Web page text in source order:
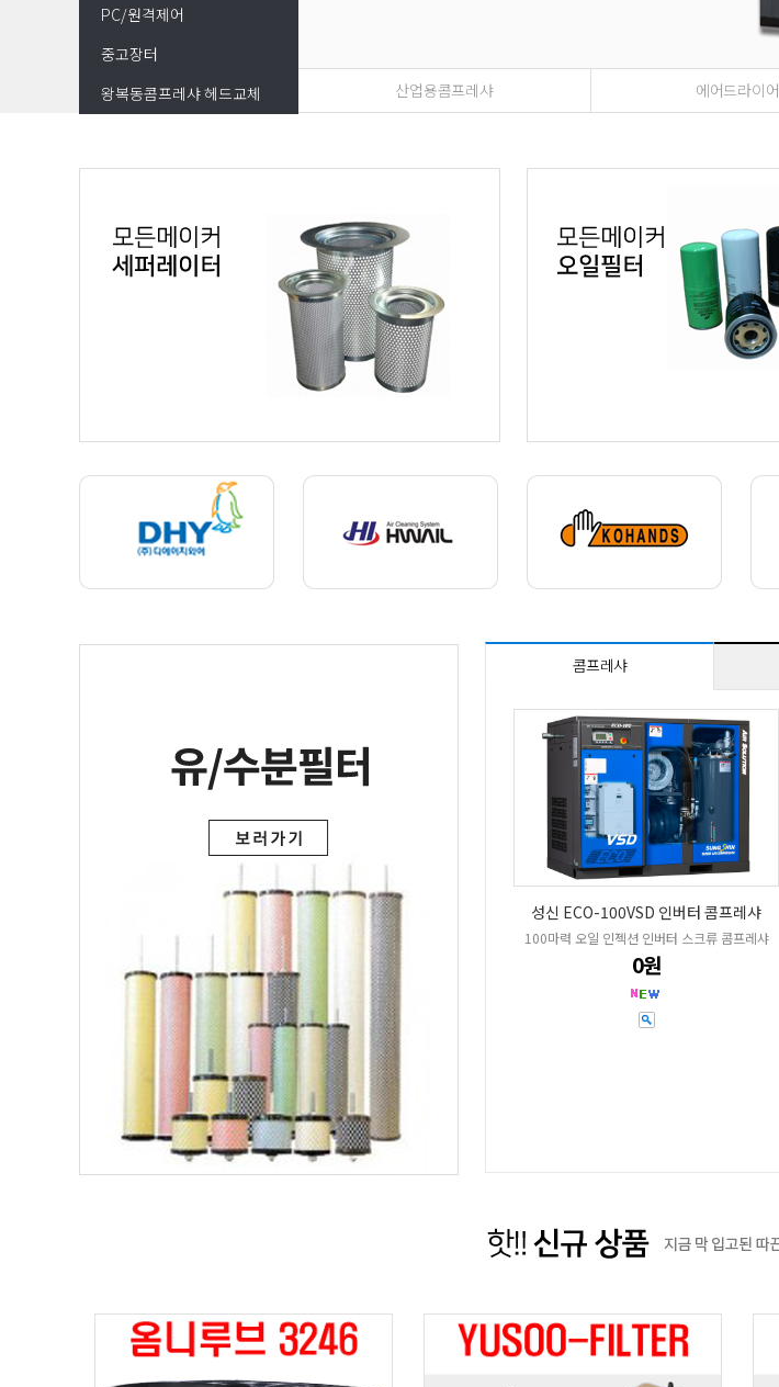
PC/원격제어
중고장터
왕복동콤프레샤 헤드교체
산업용콤프레샤 에어드라이어
콤프레샤
성신 ECO-100VSD 인버터 콤프레샤
100마력 오일 인젝션 인버터 스크류 콤프레샤
0원